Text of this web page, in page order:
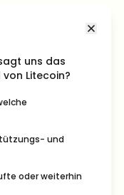
uns das
Litecoin?
und
oder weiterhin